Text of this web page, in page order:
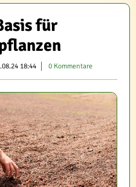
für
18:44 0 Kommentare